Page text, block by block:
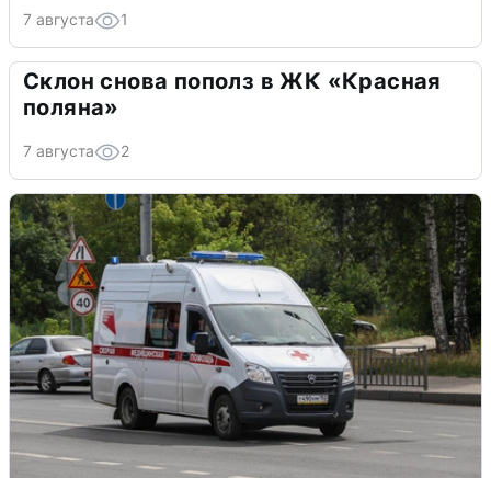
7 августа 1
Склон снова пополз в ЖК «Красная
поляна»
7 августа 2